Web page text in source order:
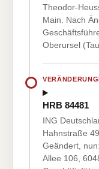
Theodor-
Main. Nach
Oberursel
HRB 84481
ING
Hahnstraße
Geändert,
Allee 106,